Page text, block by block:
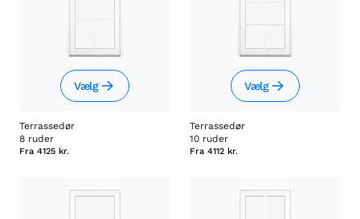
Vælg
Terrassedør
8 ruder
Fra 4125 kr.
Vælg
Terrassedør
10 ruder
Fra 4112 kr.